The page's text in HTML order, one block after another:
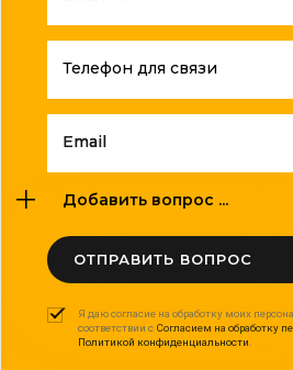
Телефон для связи
Email
Добавить вопрос ...
ОТПРАВИТЬ ВОПРОС
Я даю согласие на обработку моих
соответствии с Согласием на обработку
Политикой конфиденциальности